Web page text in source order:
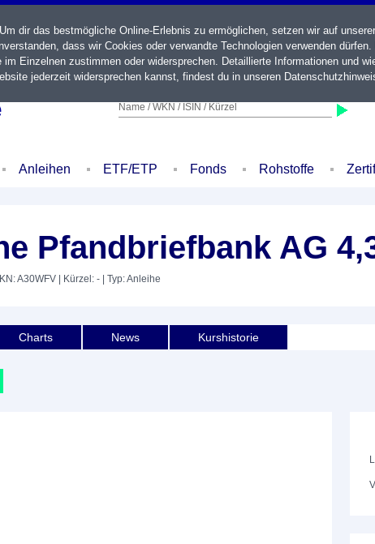
Name / WKN / ISIN / Kürzel
Anleihen ETF/ETP Fonds Rohstoffe
Pfandbriefbank AG
A30WFV | Kürzel: - | Typ: Anleihe
Charts News Kurshistorie
dir das bestmögliche Online-Erlebnis zu ermöglichen, setzen wir auf
dass wir Cookies oder verwandte Technologien verwenden
im Einzelnen zustimmen oder widersprechen. Detaillierte Informationen und
jederzeit widersprechen kannst, findest du in unseren